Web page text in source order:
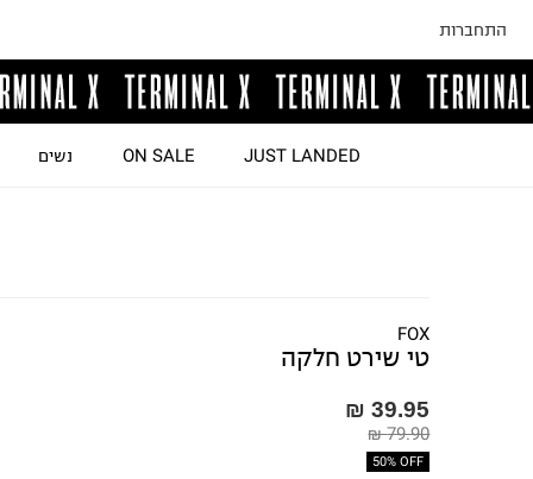
התחברות
JUST LANDED
ON SALE נשים
FOX
טי שירט חלקה
39.95 ₪
79.90 ₪
50% OFF